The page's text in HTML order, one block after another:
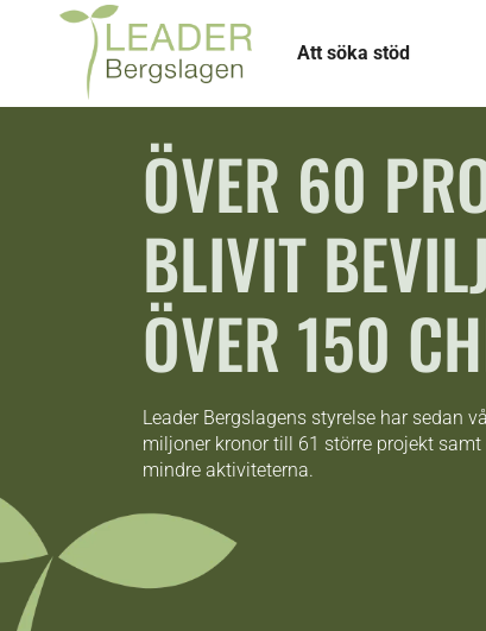
Att söka stöd
ÖVER 60
BLIVIT
ÖVER 150
Leader Bergslagens styrelse har sedan
miljoner kronor till 61 större projekt samt
mindre aktiviteterna.